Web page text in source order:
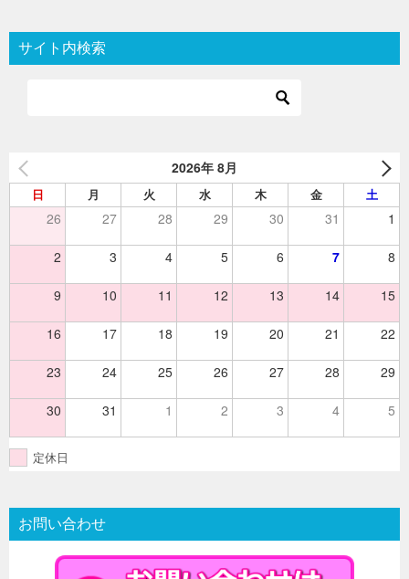
サイト内検索
2026年 8月
日 月 火 水 木 金 土
26 27 28 29 30 31 1
2 3 4 5 6 7 8
9 10 11 12 13 14 15
16 17 18 19 20 21 22
23 24 25 26 27 28 29
30 31 1 2 3 4 5
定休日
お問い合わせ